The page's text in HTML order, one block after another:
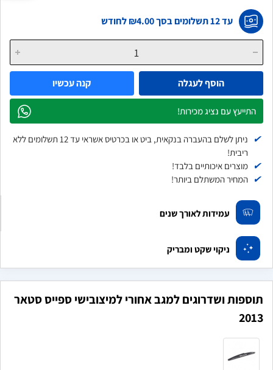
עד 12 תשלומים בסך ₪4.00לחודש
הוסף לעגלה קנה עכשיו
התייעץ עם נציג מכירות!
✔
ניתן לשלם בהעברה בנקאית, ביט או בכרטיס אשראי עד 12 תשלומים ללא
ריבית!
✔ מוצרים איכותיים בלבד!
✔ המחיר המשתלם ביותר!
עמידות לאורך שנים
ניקוי שקט ומבריק
תוספות ושדרוגים למגב אחורי למיצובישי ספייס סטאר
2013